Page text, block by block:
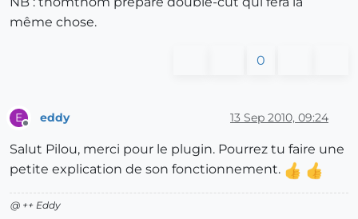
même chose.
0
E eddy 13 Sep 2010, 09:24
Salut Pilou, merci pour le plugin. Pourrez tu faire une
petite explication de son fonctionnement.
@ ++ Eddy